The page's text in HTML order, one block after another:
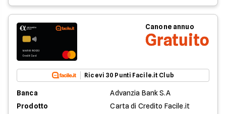
Canone annuo
Gratuito
Ricevi 30 Punti Facile.it Club
Banca
Advanzia Bank S.A
Prodotto
Carta di Credito Facile.it